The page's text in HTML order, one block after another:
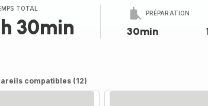
TOTAL
30min
PRÉPARATION
30min
compatibles (12)